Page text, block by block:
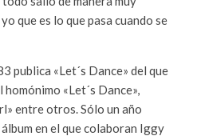
que es lo que pasa cuando se
publica «Let´s Dance» del que
«Let´s Dance»,
entre otros. Sólo un año
en el que colaboran Iggy